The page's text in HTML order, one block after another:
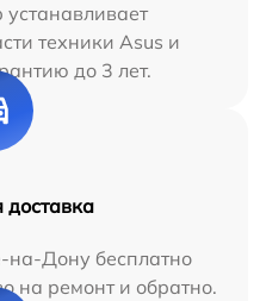
техники Asus и
до 3 лет.
доставка
на-Дону бесплатно
на ремонт и обратно.